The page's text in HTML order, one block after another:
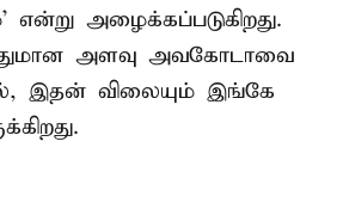
அழைக்கப்படுகிறது.
அளவு அவகோடாவை
இதன் விலையும் இங்கே